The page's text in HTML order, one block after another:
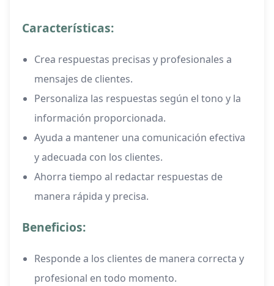
Características:
Crea respuestas precisas y profesionales a
mensajes de clientes.
Personaliza las respuestas según el tono y la
información proporcionada.
Ayuda a mantener una comunicación efectiva
y adecuada con los clientes.
Ahorra tiempo al redactar respuestas de
manera rápida y precisa.
Beneficios:
Responde a los clientes de manera correcta y
profesional en todo momento.